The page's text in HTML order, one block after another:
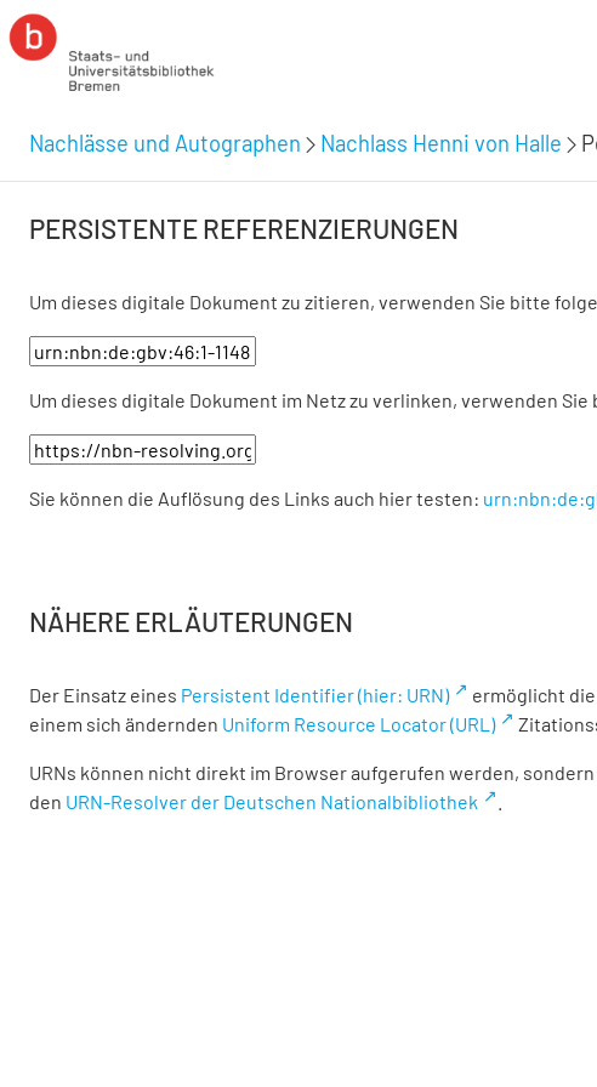
Nachlässe und Autographen Nachlass Henni von Halle
PERSISTENTE REFERENZIERUNGEN
Um dieses digitale Dokument zu zitieren, verwenden Sie bitte
Um dieses digitale Dokument im Netz zu verlinken, verwenden
Sie können die Auflösung des Links auch hier testen:
NÄHERE ERLÄUTERUNGEN
Der Einsatz eines Persistent Identifier (hier: URN)
ermöglicht
einem sich ändernden Uniform Resource Locator (URL)
URNs können nicht direkt im Browser aufgerufen werden,
den URN-Resolver der Deutschen Nationalbibliothek